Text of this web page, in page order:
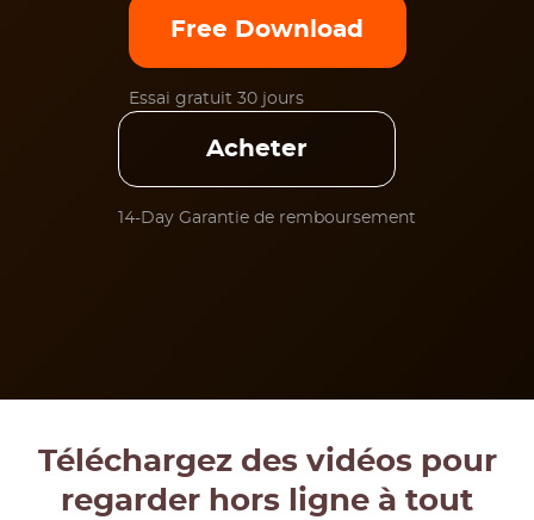
Free Download
Essai gratuit 30 jours
Acheter
14-Day Garantie de remboursement
Téléchargez des vidéos pour
regarder hors ligne à tout